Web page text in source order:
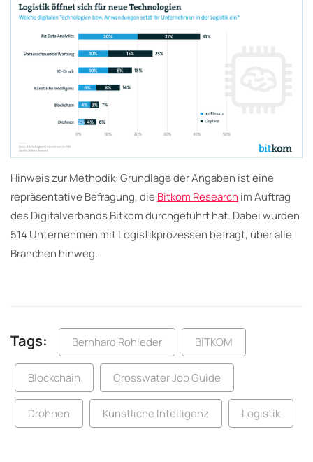
Hinweis zur Methodik: Grundlage der Angaben ist eine
repräsentative Befragung, die Bitkom Research im Auftrag
des Digitalverbands Bitkom durchgeführt hat. Dabei wurden
514 Unternehmen mit Logistikprozessen befragt, über alle
Branchen hinweg.
Tags: Bernhard Rohleder BITKOM
Blockchain Crosswater Job Guide
Drohnen Künstliche Intelligenz Logistik